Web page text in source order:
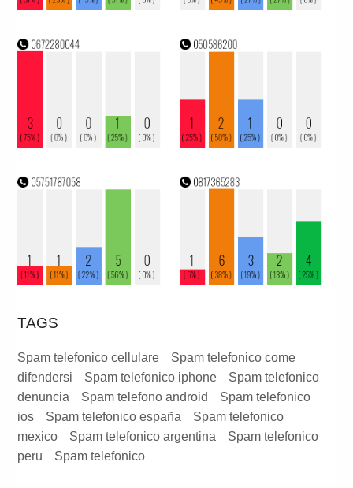
TAGS
Spam telefonico cellulare
Spam telefonico come
difendersi
Spam telefonico iphone
Spam telefonico
denuncia
Spam telefono android
Spam telefonico
ios
Spam telefonico españa
Spam telefonico
mexico
Spam telefonico argentina
Spam telefonico
peru
Spam telefonico